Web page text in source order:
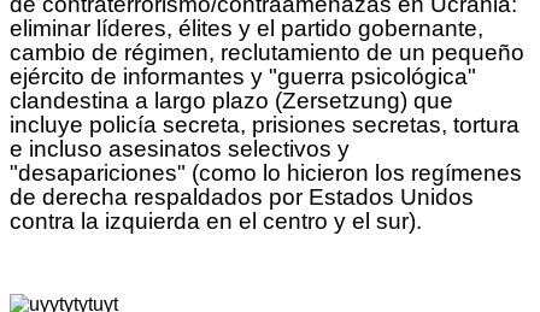
eliminar líderes, élites y el partido gobernante,
cambio de régimen, reclutamiento de un pequeño
ejército de informantes y "guerra psicológica"
clandestina a largo plazo (Zersetzung) que
incluye policía secreta, prisiones secretas, tortura
e incluso asesinatos selectivos y
"desapariciones" (como lo hicieron los regímenes
de derecha respaldados por Estados Unidos
contra la izquierda en el centro y el sur).